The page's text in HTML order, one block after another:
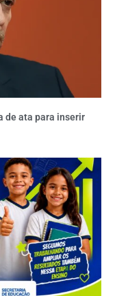
de ata para inserir